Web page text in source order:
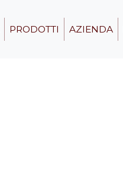
PRODOTTI AZIENDA